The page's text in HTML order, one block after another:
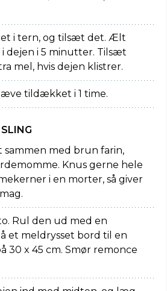
i tern, og tilsæt det. Ælt
dejen i 5 minutter. Tilsæt
mel, hvis dejen klistrer.
tildækket i 1 time.
sammen med brun farin,
Knus gerne hele
i en morter, så giver
Rul den ud med en
et meldrysset bord til en
30 x 45 cm. Smør remonce